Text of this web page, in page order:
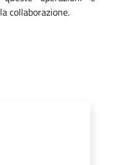
lacollaborazione.